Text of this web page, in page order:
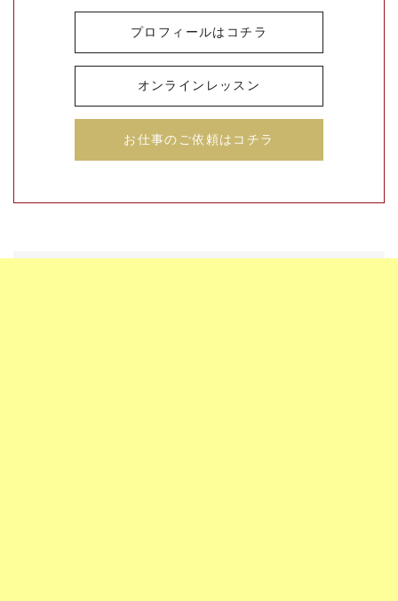
プロフィールはコチラ
オンラインレッスン
お仕事のご依頼はコチラ